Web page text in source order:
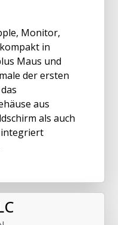
Monitor,
in
Maus und
der ersten
aus
als auch
integriert